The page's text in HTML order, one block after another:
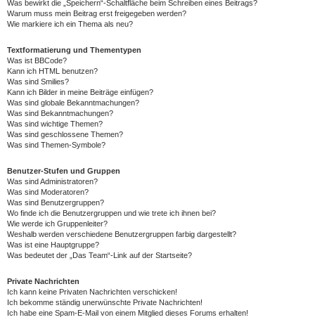
Was bewirkt die „Speichern“-Schaltfläche beim Schreiben eines Beitrags?
Warum muss mein Beitrag erst freigegeben werden?
Wie markiere ich ein Thema als neu?
Textformatierung und Thementypen
Was ist BBCode?
Kann ich HTML benutzen?
Was sind Smilies?
Kann ich Bilder in meine Beiträge einfügen?
Was sind globale Bekanntmachungen?
Was sind Bekanntmachungen?
Was sind wichtige Themen?
Was sind geschlossene Themen?
Was sind Themen-Symbole?
Benutzer-Stufen und Gruppen
Was sind Administratoren?
Was sind Moderatoren?
Was sind Benutzergruppen?
Wo finde ich die Benutzergruppen und wie trete ich ihnen bei?
Wie werde ich Gruppenleiter?
Weshalb werden verschiedene Benutzergruppen farbig dargestellt?
Was ist eine Hauptgruppe?
Was bedeutet der „Das Team“-Link auf der Startseite?
Private Nachrichten
Ich kann keine Privaten Nachrichten verschicken!
Ich bekomme ständig unerwünschte Private Nachrichten!
Ich habe eine Spam-E-Mail von einem Mitglied dieses Forums erhalten!